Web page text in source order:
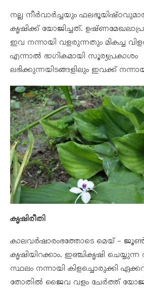
നല്ല നീർവാർച്ചയും
കൃഷിക്ക് യോജിച്ചത്.
ഇവ നന്നായി വളരുന്നതും മികച്ച
എന്നാൽ ഭാഗികമായി സൂര്യപ്രകാശം
ലഭിക്കുന്നയിടങ്ങളിലും ഇവക്ക്
കൃഷിരീതി
കാലവർഷാരംഭത്തോടെ മെയ് –
കൃഷിയിറക്കാം. ഇഞ്ചികൃഷി ചെയ്യുന്ന
സ്ഥലം നന്നായി കിളച്ചൊരുക്കി
തോതിൽ ജൈവ വളം ചേർത്ത്